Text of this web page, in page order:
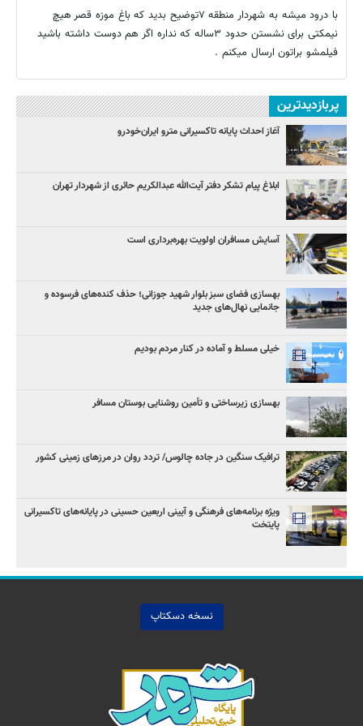
با درود میشه به شهردار منطقه ۷توضیح بدید که باغ موزه قصر هیچ
نیمکتی برای نشستن حدود ۳ساله که نداره اگر هم دوست داشته باشید
فیلمشو براتون ارسال میکنم .
پربازدیدترین
آغاز احداث پایانه تاکسیرانی مترو ایران‌خودرو
ابلاغ پیام تشکر دفتر آیت‌الله عبدالکریم حائری از شهردار تهران
آسایش مسافران اولویت بهره‌برداری است
بهسازی فضای سبز بلوار شهید جوزانی؛ حذف کنده‌های فرسوده و
جانمایی نهال‌های جدید
خیلی مسلط و آماده در کنار مردم بودیم
بهسازی زیرساختی و تأمین روشنایی بوستان مسافر
ترافیک سنگین در جاده چالوس/ تردد روان در مرزهای زمینی کشور
ویژه برنامه‌های فرهنگی و آیینی اربعین حسینی در پایانه‌های تاکسیرانی
پایتخت
نسخه دسکتاپ